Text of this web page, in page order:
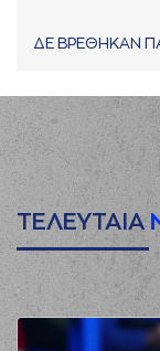
ΔΕ ΒΡΕΘΗΚΑΝ
ΤΕΛΕΥΤΑΙΑ